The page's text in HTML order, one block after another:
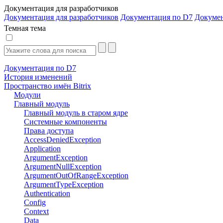
Документация для разработчиков
Документация для разработчиков Документация по D7
Темная тема
Документация по D7
История изменений
Пространство имён Bitrix
Модули
Главный модуль
Главный модуль в старом ядре
Системные компоненты
Права доступа
AccessDeniedException
Application
ArgumentException
ArgumentNullException
ArgumentOutOfRangeException
ArgumentTypeException
Authentication
Config
Context
Data